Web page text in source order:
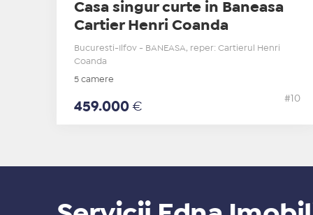
Casa singur curte in Baneasa
Cartier Henri Coanda
Bucuresti-Ilfov - BANEASA, reper: Cartierul Henri
Coanda
5 camere
459.000 €
#10